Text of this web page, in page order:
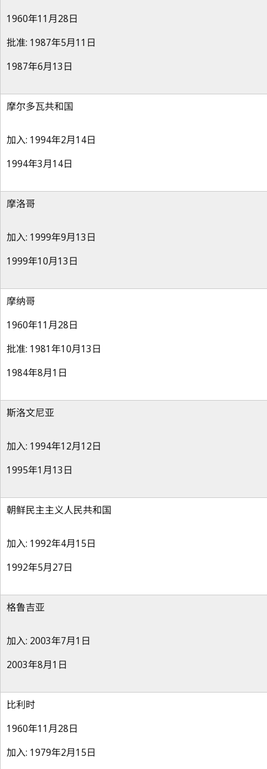
1960年11月28日
批准: 1987年5月11日
1987年6月13日
摩尔多瓦共和国
加入: 1994年2月14日
1994年3月14日
摩洛哥
加入: 1999年9月13日
1999年10月13日
摩纳哥
1960年11月28日
批准: 1981年10月13日
1984年8月1日
斯洛文尼亚
加入: 1994年12月12日
1995年1月13日
朝鲜民主主义人民共和国
加入: 1992年4月15日
1992年5月27日
格鲁吉亚
加入: 2003年7月1日
2003年8月1日
比利时
1960年11月28日
加入: 1979年2月15日